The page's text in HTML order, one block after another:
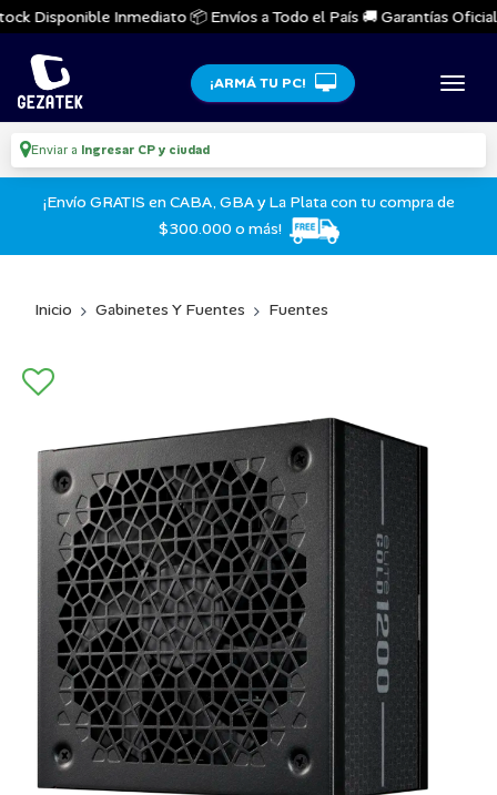
Disponible Inmediato 📦 Envíos a Todo el País 🚚 Garantías
¡ARMÁ TU PC!
Enviar a Ingresar CP y ciudad
¡Envío GRATIS en CABA, GBA y La Plata con tu compra de
$300.000 o más!
Inicio Gabinetes Y Fuentes Fuentes